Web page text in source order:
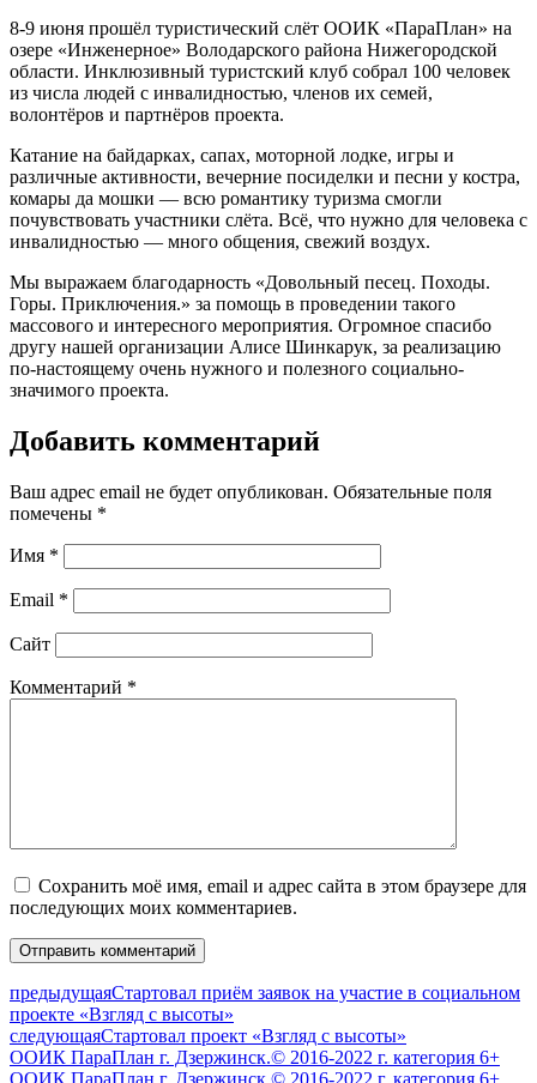
8-9 июня прошёл туристический слёт ООИК «ПараПлан» на
озере «Инженерное» Володарского района Нижегородской
области. Инклюзивный туристский клуб собрал 100 человек
из числа людей с инвалидностью, членов их семей,
волонтёров и партнёров проекта.
Катание на байдарках, сапах, моторной лодке, игры и
различные активности, вечерние посиделки и песни у костра,
комары да мошки — всю романтику туризма смогли
почувствовать участники слёта. Всё, что нужно для человека с
инвалидностью — много общения, свежий воздух.
Мы выражаем благодарность «Довольный песец. Походы.
Горы. Приключения.» за помощь в проведении такого
массового и интересного мероприятия. Огромное спасибо
другу нашей организации Алисе Шинкарук, за реализацию
по-настоящему очень нужного и полезного социально-
значимого проекта.
Добавить комментарий
Ваш адрес email не будет опубликован. Обязательные поля
помечены *
Имя *
Email *
Сайт
Комментарий *
Сохранить моё имя, email и адрес сайта в этом браузере для
последующих моих комментариев.
предыдущаяСтартовал приём заявок на участие в социальном
проекте «Взгляд с высоты»
следующаяСтартовал проект «Взгляд с высоты»
ООИК ПараПлан г. Дзержинск.© 2016-2022 г. категория 6+
ООИК ПараПлан г. Дзержинск.© 2016-2022 г. категория 6+